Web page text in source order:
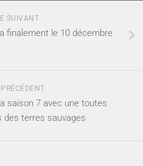
SUIVANT
finalement le 10 décembre
saison 7 avec une toutes
des terres sauvages